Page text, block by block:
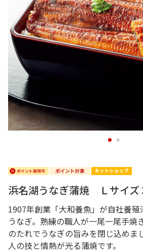
1 2
浜名湖うなぎ蒲焼 Ｌサイズ
1907年創業「大和養魚」が自社養
うなぎ。熟練の職人が一尾一尾手焼
のたれでうなぎの旨みを閉じ込めま
人の技と情熱が光る蒲焼です。